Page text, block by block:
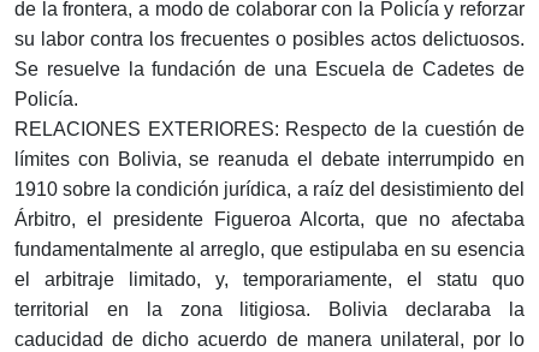
de la frontera, a modo de colaborar con la Policía y reforzar
su labor contra los frecuentes o posibles actos delictuosos.
Se resuelve la fundación de una Escuela de Cadetes de
Policía.
RELACIONES EXTERIORES: Respecto de la cuestión de
límites con Bolivia, se reanuda el debate interrumpido en
1910 sobre la condición jurídica, a raíz del desistimiento del
Árbitro, el presidente Figueroa Alcorta, que no afectaba
fundamentalmente al arreglo, que estipulaba en su esencia
el arbitraje limitado, y, temporariamente, el statu quo
territorial en la zona litigiosa. Bolivia declaraba la
caducidad de dicho acuerdo de manera unilateral, por lo